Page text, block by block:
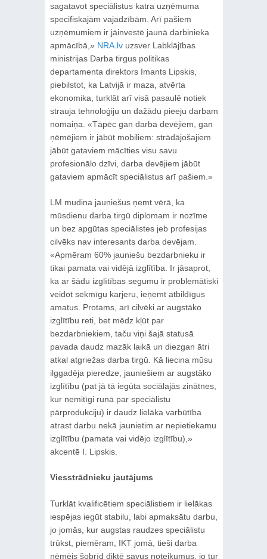
sagatavot speciālistus katra uzņēmuma
specifiskajām vajadzībām. Arī pašiem
uzņēmumiem ir jāinvestē jaunā darbinieka
apmācībā,» NRA.lvuzsver Labklājības
ministrijas Darba tirgus politikas
departamenta direktors Imants Lipskis,
piebilstot, ka Latvijā ir maza, atvērta
ekonomika, turklāt arī visā pasaulē notiek
strauja tehnoloģiju un dažādu pieeju darbam
nomaiņa. «Tāpēc gan darba devējiem, gan
ņēmējiem ir jābūt mobiliem: strādājošajiem
jābūt gataviem mācīties visu savu
profesionālo dzīvi, darba devējiem jābūt
gataviem apmācīt speciālistus arī pašiem.»
LM mudina jauniešus ņemt vērā, ka
mūsdienu darba tirgū diplomam ir nozīme
un bez apgūtas speciālistes jeb profesijas
cilvēks nav interesants darba devējam.
«Apmēram 60% jauniešu bezdarbnieku ir
tikai pamata vai vidējā izglītība. Ir jāsaprot,
ka ar šādu izglītības segumu ir problemātiski
veidot sekmīgu karjeru, ieņemt atbildīgus
amatus. Protams, arī cilvēki ar augstāko
izglītību reti, bet mēdz kļūt par
bezdarbniekiem, taču viņi šajā statusā
pavada daudz mazāk laikā un diezgan ātri
atkal atgriežas darba tirgū. Kā liecina mūsu
ilggadēja pieredze, jauniešiem ar augstāko
izglītību (pat jā tā iegūta sociālajās zinātnes,
kur nemitīgi runā par speciālistu
pārprodukciju) ir daudz lielāka varbūtība
atrast darbu nekā jaunietim ar nepietiekamu
izglītību (pamata vai vidējo izglītību),»
akcentē I. Lipskis.
Viesstrādnieku jautājums
Turklāt kvalificētiem speciālistiem ir lielākas
iespējas iegūt stabilu, labi apmaksātu darbu,
jo jomās, kur augstas raudzes speciālistu
trūkst, piemēram, IKT jomā, tieši darba
ņēmējs šobrīd diktē savus noteikumus, jo tur